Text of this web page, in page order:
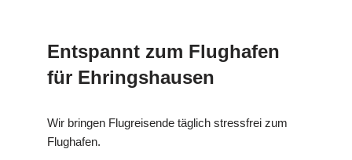
Entspannt zum Flughafen
für Ehringshausen
Wir bringen Flugreisende täglich stressfrei zum
Flughafen.